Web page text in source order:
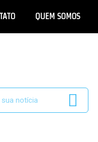
QUEM SOMOS